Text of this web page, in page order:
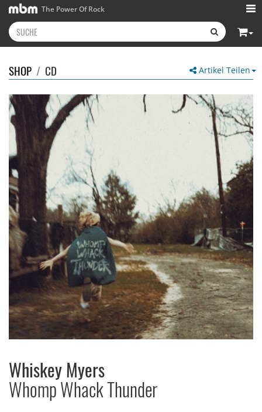
The Power Of Rock
Artikel Teilen
SHOP / CD
Whiskey Myers
Whomp Whack Thunder